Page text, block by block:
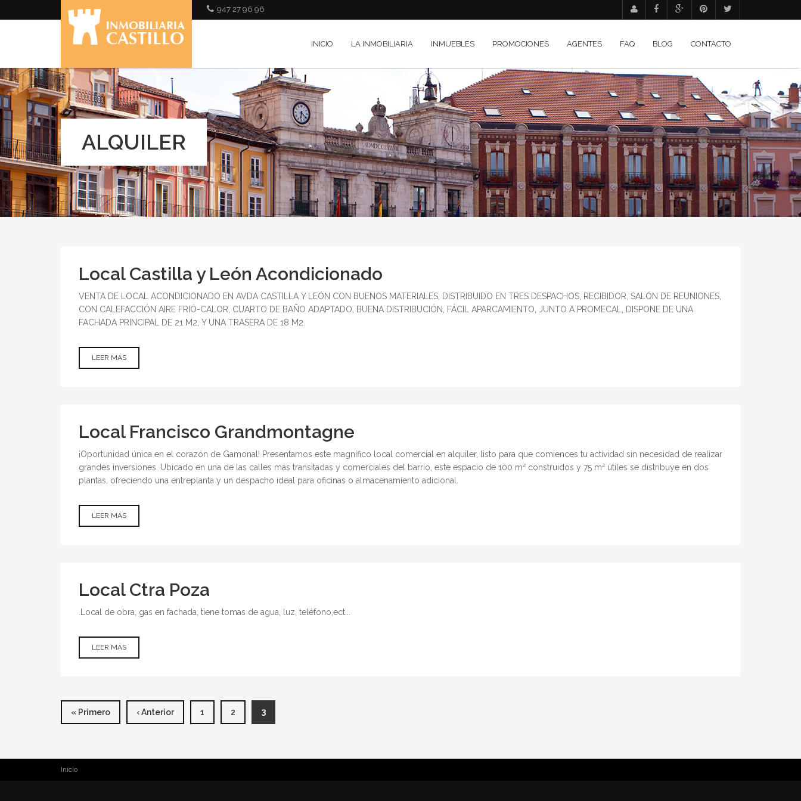
947 27 96 96
INICIO LA INMOBILIARIA INMUEBLES PROMOCIONES AGENTES FAQ BLOG CONTACTO
ALQUILER
Local Castilla y León Acondicionado
VENTA DE LOCAL ACONDICIONADO EN AVDA CASTILLA Y LEÓN CON BUENOS MATERIALES, DISTRIBUIDO EN TRES DESPACHOS, RECIBIDOR, SALÓN DE REUNIONES,
CON CALEFACCIÓN AIRE FRIÓ-CALOR, CUARTO DE BAÑO ADAPTADO, BUENA DISTRIBUCIÓN, FÁCIL APARCAMIENTO, JUNTO A PROMECAL, DISPONE DE UNA
FACHADA PRINCIPAL DE 21 M2, Y UNA TRASERA DE 18 M2.
LEER MÁS
CASTILLA Y
Local Francisco Grandmontagne
¡Oportunidad única en el corazón de Gamonal! Presentamos este magnífico local comercial en alquiler, listo para que comiences tu actividad sin necesidad de realizar
grandes inversiones. Ubicado en una de las calles más transitadas y comerciales del barrio, este espacio de 100 m² construidos y 75 m² útiles se distribuye en dos
plantas, ofreciendo una entreplanta y un despacho ideal para oficinas o almacenamiento adicional.
LEER MÁS
FRANCISCO
Local Ctra Poza
.Local de obra, gas en fachada, tiene tomas de agua, luz, teléfono,ect...
LEER MÁS
LOCAL
« Primero ‹ Anterior 1 2 3
USTED ESTÁ AQUÍ
Inicio